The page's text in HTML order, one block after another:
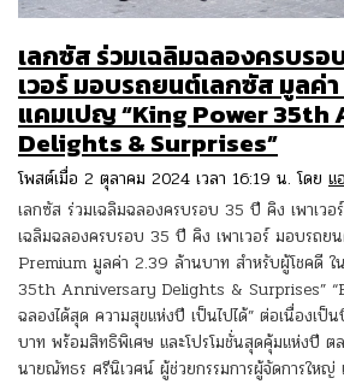
เลกซัส ร่วมเฉลิมฉลองครบรอ
เวอร์ มอบรถยนต์เลกซัส มูลค่า
แคมเปญ “King Power
Delights & Surprises”
โพสต์เมื่อ 2 ตุลาคม 2024 เวลา 16:19 น. โดย แ
เลกซัส ร่วมเฉลิมฉลองครบรอบ 35 ปี คิง เพาเวอ
เฉลิมฉลองครบรอบ 35 ปี คิง เพาเวอร์ มอบรถย
Premium มูลค่า 2.39 ล้านบาท สำหรับผู้โชคดี
35th Anniversary Delights & Surprises”
ฉลองได้สุด ความสุขแห่งปี เป็นไปได้” ต่อเนื่องเ
บาท พร้อมสิทธิพิเศษ และโปรโมชั่นสุดคุ้มแห่งปี
นายณัทธร ศรีนิเวศน์ ผู้ช่วยกรรมการผู้จัดการใหญ่